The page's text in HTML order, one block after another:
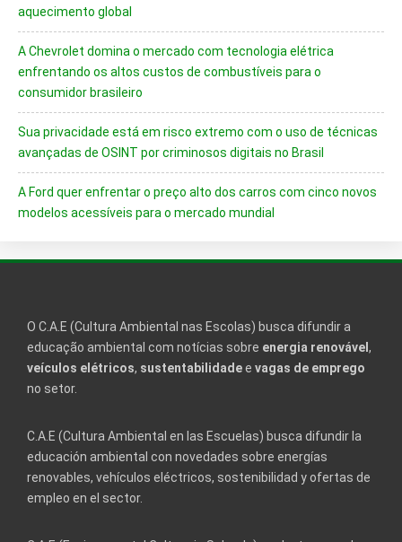
aquecimento global
A Chevrolet domina o mercado com tecnologia elétrica
enfrentando os altos custos de combustíveis para o
consumidor brasileiro
Sua privacidade está em risco extremo com o uso de técnicas
avançadas de OSINT por criminosos digitais no Brasil
A Ford quer enfrentar o preço alto dos carros com cinco novos
modelos acessíveis para o mercado mundial
O C.A.E (Cultura Ambiental nas Escolas) busca difundir a
educação ambiental com notícias sobre energia renovável ,
veículos elétricos, sustentabilidadee vagas de emprego
no setor.
C.A.E (Cultura Ambiental en las Escuelas) busca difundir la
educación ambiental con novedades sobre energías
renovables, vehículos eléctricos, sostenibilidad y ofertas de
empleo en el sector.